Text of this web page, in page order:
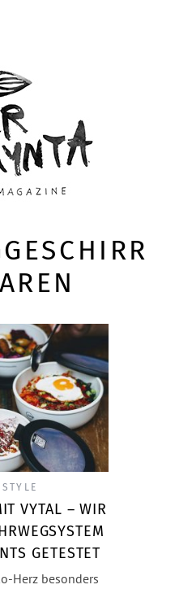
VYTAL – WIR
GETESTET
Herz besonders